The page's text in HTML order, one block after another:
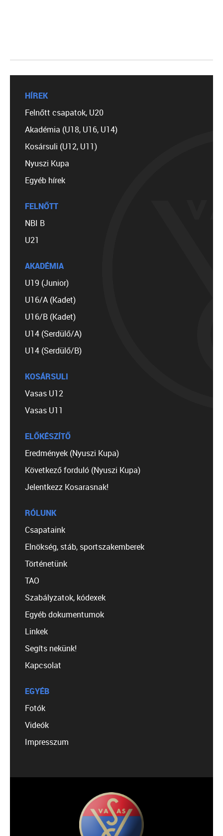
HÍREK
Felnőtt csapatok, U20
Akadémia (U18, U16, U14)
Kosársuli (U12, U11)
Nyuszi Kupa
Egyéb hírek
FELNŐTT
NBI B
U21
AKADÉMIA
U19 (Junior)
U16/A (Kadet)
U16/B (Kadet)
U14 (Serdülő/A)
U14 (Serdülő/B)
KOSÁRSULI
Vasas U12
Vasas U11
ELŐKÉSZÍTŐ
Eredmények (Nyuszi Kupa)
Következő forduló (Nyuszi Kupa)
Jelentkezz Kosarasnak!
RÓLUNK
Csapataink
Elnökség, stáb, sportszakemberek
Történetünk
TAO
Szabályzatok, kódexek
Egyéb dokumentumok
Linkek
Segíts nekünk!
Kapcsolat
EGYÉB
Fotók
Videók
Impresszum